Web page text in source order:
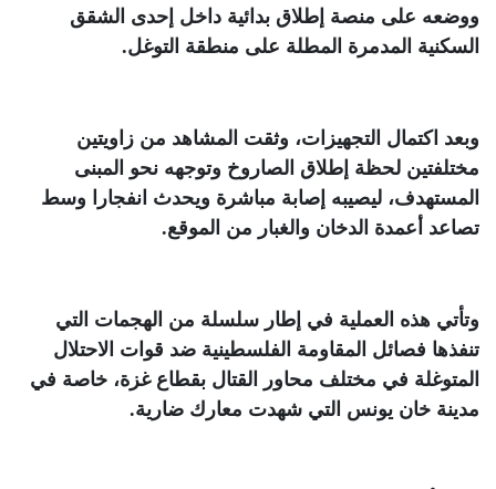
ووضعه على منصة إطلاق بدائية داخل إحدى الشقق
السكنية المدمرة المطلة على منطقة التوغل.
وبعد اكتمال التجهيزات، وثقت المشاهد من زاويتين
مختلفتين لحظة إطلاق الصاروخ وتوجهه نحو المبنى
المستهدف، ليصيبه إصابة مباشرة ويحدث انفجارا وسط
تصاعد أعمدة الدخان والغبار من الموقع.
وتأتي هذه العملية في إطار سلسلة من الهجمات التي
تنفذها فصائل المقاومة الفلسطينية ضد قوات الاحتلال
المتوغلة في مختلف محاور القتال بقطاع غزة، خاصة في
مدينة خان يونس التي شهدت معارك ضارية.